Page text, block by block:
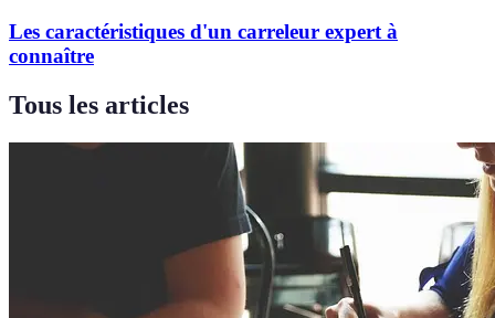
Les caractéristiques d'un carreleur expert à
connaître
Tous les articles